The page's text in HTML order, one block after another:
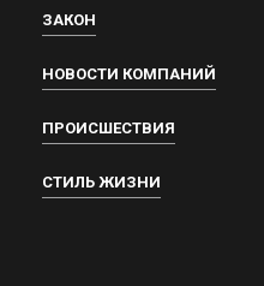
ЗАКОН
НОВОСТИ КОМПАНИЙ
ПРОИСШЕСТВИЯ
СТИЛЬ ЖИЗНИ